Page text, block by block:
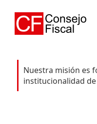
Nuestra misión es
institucionalidad